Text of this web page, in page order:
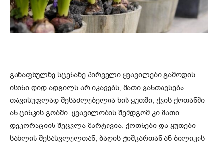
გაზაფხულზე სცენაზე პირველი ყვავილები გამოდის.
ისინი დიდ ადგილს არ იკავებს, მათი განთავსება
თავისუფლად შესაძლებელია ხის ყუთში, ქვის ქოთანში
ან ცინკის გობში. ყვავილობის შემდგომ კი მათი
დეკორაციის შეცვლა მარტივია. ქოთნები და ყუთები
სახლის შესასვლელთან, ბაღის ჭიშკართან ან ბილიკის